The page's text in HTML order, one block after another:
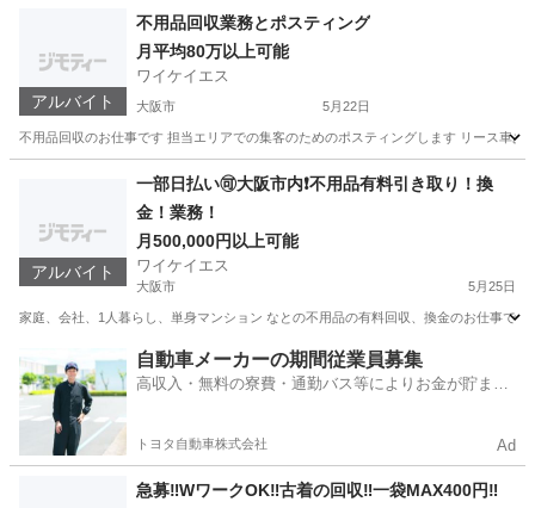
アルバイト
不用品回収業務とポスティング
月平均80万以上可能
ワイケイエス
大阪市 5月22日
不用品回収のお仕事です 担当エリアでの集客のためのポスティングします リース車
引越し 80万
アルバイト
一部日払い🉑大阪市内❗️不用品有料引き取り！換
金！業務！
月500,000円以上可能
ワイケイエス
大阪市 5月25日
家庭、会社、1人暮らし、単身マンション なとの不用品の有料回収、換金のお仕事で
引越し 有料
自動車メーカーの期間従業員募集
高収入・無料の寮費・通勤バス等によりお金が貯まり
トヨタ自動車株式会社 Ad
急募‼️WワークOK‼️古着の回収‼️一袋MAX400円‼️